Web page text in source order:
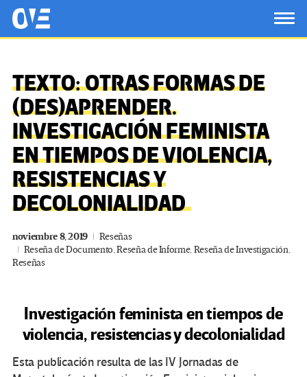
Saltar al contenido principal
OtrasVocesenEducacion.org
TEXTO: OTRAS FORMAS DE
(DES)APRENDER.
INVESTIGACIÓN FEMINISTA
EN TIEMPOS DE VIOLENCIA,
RESISTENCIAS Y
DECOLONIALIDAD
noviembre 8, 2019
Reseñas
Reseña de Documento,Reseña de Informe,Reseña de Investigación,
Reseñas
Investigación feminista en tiempos de
violencia, resistencias y decolonialidad
Esta publicación resulta de las IV Jornadas de